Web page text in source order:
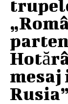
mesaj
Rusia”